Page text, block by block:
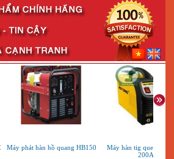
phát hàn hồ quang HB150
Máy hàn tig que Hutong tig
200A